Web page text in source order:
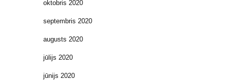
oktobris 2020
septembris 2020
augusts 2020
jūlijs 2020
jūnijs 2020